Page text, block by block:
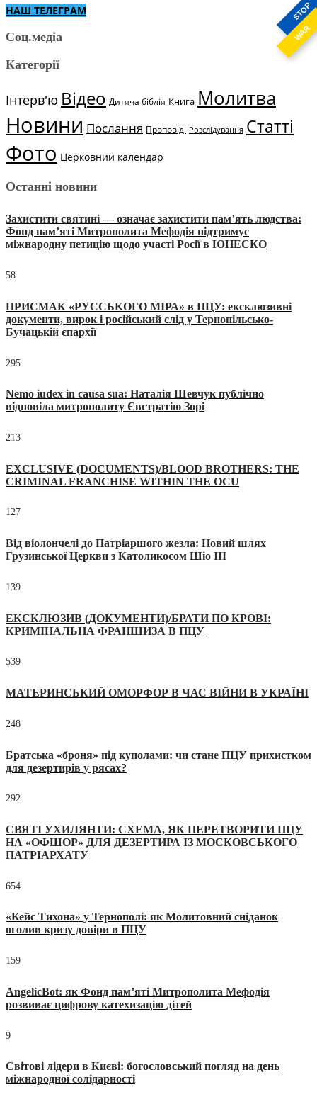
STOP
WAR
НАШ ТЕЛЕГРАМ
Соц.медіа
Категорії
Інтерв'ю Відео Дитяча біблія Книга Молитва
Новини Послання Проповіді Розслідування Статті
Фото Церковний календар
Останні новини
Захистити святині — означає захистити пам’ять людства:
Фонд пам’яті Митрополита Мефодія підтримує
міжнародну петицію щодо участі Росії в ЮНЕСКО
58
ПРИСМАК «РУССЬКОГО МІРА» в ПЦУ: ексклюзивні
документи, вирок і російський слід у Тернопільсько-
Бучацькій єпархії
295
Nemo iudex in causa sua: Наталія Шевчук публічно
відповіла митрополиту Євстратію Зорі
213
EXCLUSIVE (DOCUMENTS)/BLOOD BROTHERS: THE
CRIMINAL FRANCHISE WITHIN THE OCU
127
Від віолончелі до Патріаршого жезла: Новий шлях
Грузинської Церкви з Католикосом Шіо III
139
ЕКСКЛЮЗИВ (ДОКУМЕНТИ)/БРАТИ ПО КРОВІ:
КРИМІНАЛЬНА ФРАНШИЗА В ПЦУ
539
МАТЕРИНСЬКИЙ ОМОРФОР В ЧАС ВІЙНИ В УКРАЇНІ
248
Братська «броня» під куполами: чи стане ПЦУ прихистком
для дезертирів у рясах?
292
СВЯТІ УХИЛЯНТИ: СХЕМА, ЯК ПЕРЕТВОРИТИ ПЦУ
НА «ОФШОР» ДЛЯ ДЕЗЕРТИРА ІЗ МОСКОВСЬКОГО
ПАТРІАРХАТУ
654
«Кейс Тихона» у Тернополі: як Молитовний сніданок
оголив кризу довіри в ПЦУ
159
AngelicBot: як Фонд пам’яті Митрополита Мефодія
розвиває цифрову катехизацію дітей
9
Світові лідери в Києві: богословський погляд на день
міжнародної солідарності